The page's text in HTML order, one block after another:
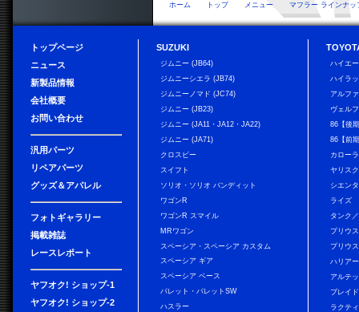
ホーム トップ メニュー マフラー ラインナッ
トップページ
ニュース
新製品情報
会社概要
お問い合わせ
汎用パーツ
リペアパーツ
グッズ＆アパレル
フォトギャラリー
掲載雑誌
レースレポート
ヤフオク! ショップ-1
ヤフオク! ショップ-2
SUZUKI
ジムニー (JB64)
ジムニーシエラ (JB74)
ジムニーノマド (JC74)
ジムニー (JB23)
ジムニー (JA11・JA12・JA22)
ジムニー (JA71)
クロスビー
スイフト
ソリオ・ソリオ バンディット
ワゴンR
ワゴンR スマイル
MRワゴン
スペーシア・スペーシア カスタム
スペーシア ギア
スペーシア ベース
パレット・パレットSW
ハスラー
ハイエ
ハイラ
アルフ
ヴェル
86【後
86【前
カロー
ヤリス
シエンタ
ライズ
タンク
プリウス
プリウ
ハリアー
アルテ
ブレイド
ラクテ